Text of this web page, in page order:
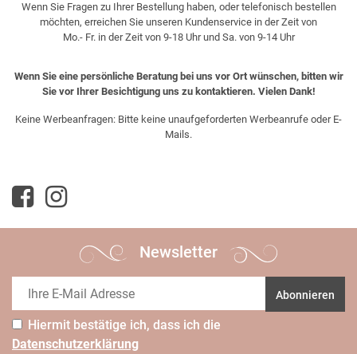
Wenn Sie Fragen zu Ihrer Bestellung haben, oder telefonisch bestellen
möchten, erreichen Sie unseren Kundenservice in der Zeit von
Mo.- Fr. in der Zeit von 9-18 Uhr und Sa. von 9-14 Uhr
Wenn Sie eine persönliche Beratung bei uns vor Ort wünschen, bitten wir
Sie vor Ihrer Besichtigung uns zu kontaktieren. Vielen Dank!
Keine Werbeanfragen: Bitte keine unaufgeforderten Werbeanrufe oder E-
Mails.
Newsletter
Abonnieren
Hiermit bestätige ich, dass ich die
Daten­schutz­erklärung